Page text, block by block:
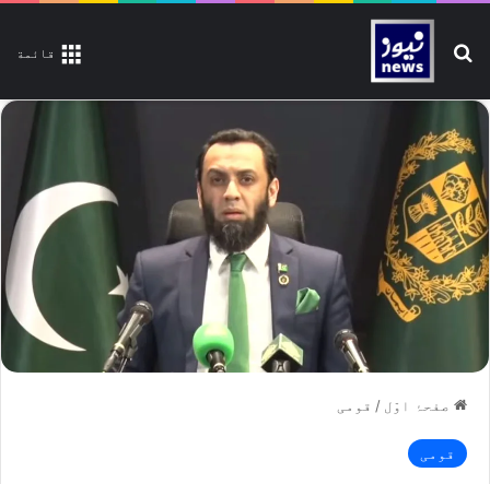
قائمة تلاش کیجیے
صفحۂ اوّل / قومی
قومی